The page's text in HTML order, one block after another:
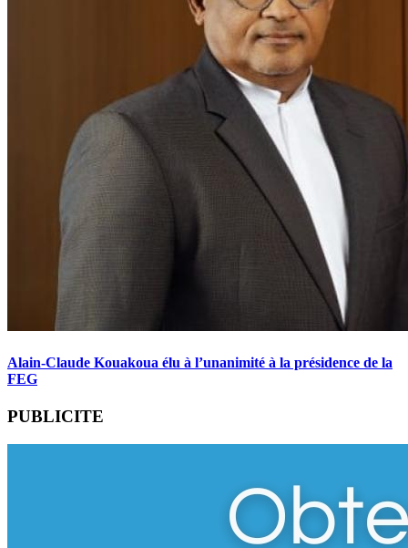
Alain-Claude Kouakoua élu à l’unanimité à la présidence de la
FEG
PUBLICITE